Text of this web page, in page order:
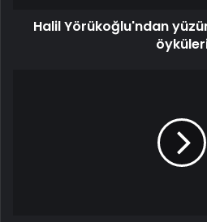
Halil Yörükoğlu'ndan